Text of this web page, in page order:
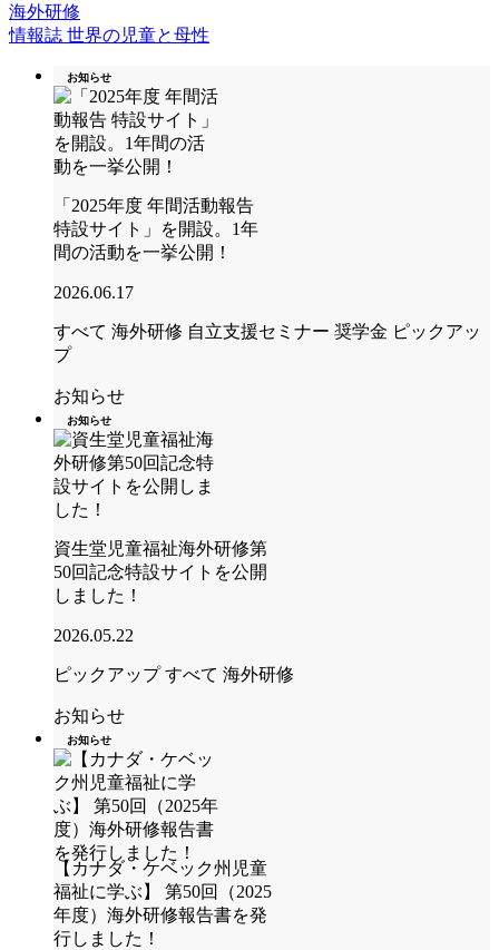
海外研修
情報誌 世界の児童と母性
お知らせ
「2025年度 年間活動報告
特設サイト」を開設。1年
間の活動を一挙公開！
2026.06.17
すべて 海外研修 自立支援セミナー 奨学金 ピックアッ
プ
お知らせ
お知らせ
資生堂児童福祉海外研修第
50回記念特設サイトを公開
しました！
2026.05.22
ピックアップ すべて 海外研修
お知らせ
お知らせ
【カナダ・ケベック州児童
福祉に学ぶ】 第50回（2025
年度）海外研修報告書を発
行しました！